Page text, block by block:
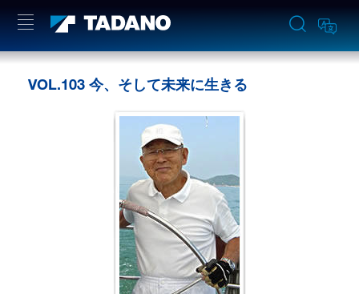
VOL.103 今、そして未来に生きる